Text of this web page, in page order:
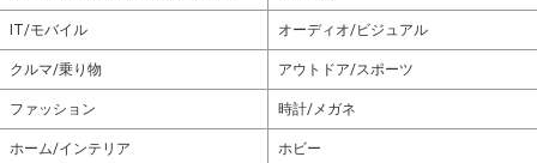
IT/モバイル オーディオ/ビジュアル
クルマ/乗り物 アウトドア/スポーツ
ファッション 時計/メガネ
ホーム/インテリア ホビー